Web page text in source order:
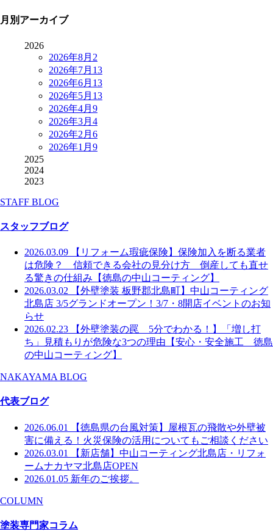
月別アーカイブ
2026
2026年8月 2
2026年7月 13
2026年6月 13
2026年5月 13
2026年4月 9
2026年3月 4
2026年2月 6
2026年1月 9
2025
2024
2023
STAFF BLOG
スタッフブログ
2026.03.09
【リフォーム瑕疵保険】保険加入を断る業者
は危険？ 信頼できる会社の見分け方 倒産しても直せ
る驚きの仕組み【徳島の中山コーティング】
2026.03.02
【外壁塗装 板野郡北島町】中山コーティング
北島店 3/5グランドオープン！3/7・8開店イベントのお知
らせ
2026.02.23
【外壁塗装の罠 5分でわかる！】「増し打
ち」見積もりが危険な3つの理由【安心・安全施工 徳島
の中山コーティング】
NAKAYAMA BLOG
代表ブログ
2026.06.01
【徳島県の台風対策】屋根瓦の飛散や外壁被
害に備える！火災保険の活用についてもご相談ください
2026.03.01
【新店舗】中山コーティング北島店・リフォ
ームナカヤマ北島店OPEN
2026.01.05 新年のご挨拶。
COLUMN
塗装専門家コラム